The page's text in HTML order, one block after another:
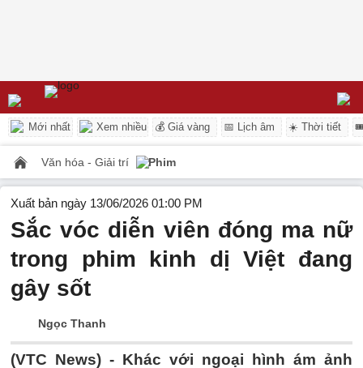
Mới nhất Xem nhiều 💰 Giá vàng 📅 Lịch âm ☀️ Thời tiết
Văn hóa - Giải trí Phim
Xuất bản ngày 13/06/2026 01:00 PM
Sắc vóc diễn viên đóng ma nữ
trong phim kinh dị Việt đang
gây sốt
Ngọc Thanh
(VTC News) - Khác với ngoại hình ám ảnh